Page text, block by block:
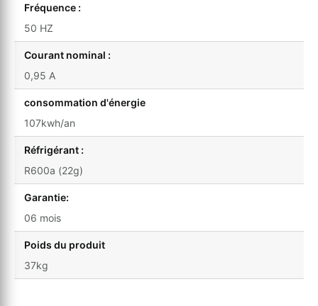
Fréquence :
50 HZ
Courant nominal :
0,95 A
consommation d'énergie
107kwh/an
Réfrigérant :
R600a (22g)
Garantie:
06 mois
Poids du produit
37kg